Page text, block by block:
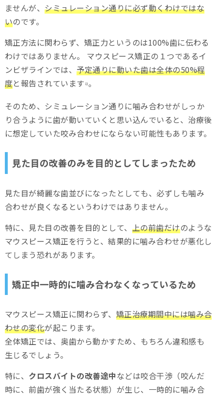
ませんが、シミュレーション通りに必ず動くわけではな
いのです。
矯正方法に関わらず、矯正力というのは100%歯に伝わる
わけではありません。 マウスピース矯正の１つであるイ
ンビザラインでは、予定通りに動いた歯は全体の50%程
度と報告されています 1) 。
そのため、シミュレーション通りに噛み合わせがしっか
り合うように歯が動いていくと思い込んでいると、治療後
に想定していた咬み合わせにならない可能性もあります。
見た目の改善のみを目的としてしまったため
見た目が綺麗な歯並びになったとしても、必ずしも噛み
合わせが良くなるというわけではありません。
特に、見た目の改善を目的として、 上の前歯だけのような
マウスピース矯正を行うと、結果的に噛み合わせが悪化し
てしまう恐れがあります。
矯正中一時的に噛み合わなくなっているため
マウスピース矯正に関わらず、 矯正治療期間中には噛み合
わせの変化が起こります。
全体矯正では、奥歯から動かすため、もちろん違和感も
生じるでしょう。
特に、 クロスバイトの改善途中などは咬合干渉（咬んだ
時に、前歯が強く当たる状態）が生じ、一時的に噛み合